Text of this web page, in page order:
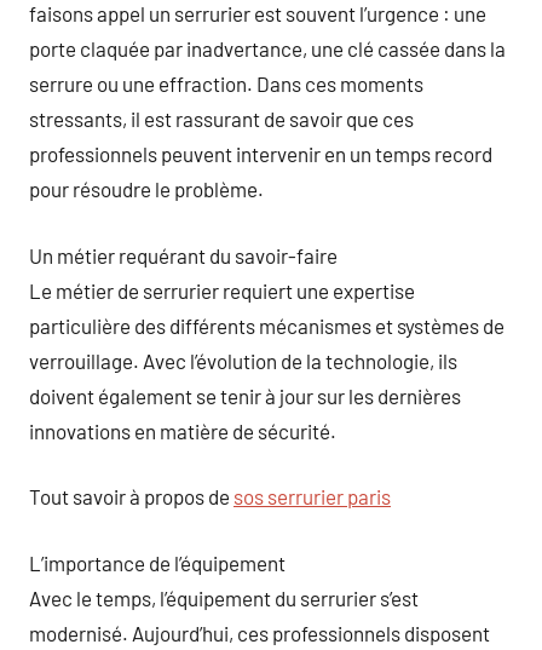
faisons appel un serrurier est souvent l’urgence : une
porte claquée par inadvertance, une clé cassée dans la
serrure ou une effraction. Dans ces moments
stressants, il est rassurant de savoir que ces
professionnels peuvent intervenir en un temps record
pour résoudre le problème.
Un métier requérant du savoir-faire
Le métier de serrurier requiert une expertise
particulière des différents mécanismes et systèmes de
verrouillage. Avec l’évolution de la technologie, ils
doivent également se tenir à jour sur les dernières
innovations en matière de sécurité.
Tout savoir à propos de sos serrurier paris
L’importance de l’équipement
Avec le temps, l’équipement du serrurier s’est
modernisé. Aujourd’hui, ces professionnels disposent